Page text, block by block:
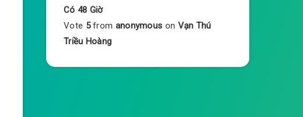
Có 48 Giờ
Vote 5 from anonymous on Vạn Thú
Triều Hoàng